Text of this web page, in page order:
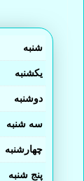
شنبه
یکشنبه
دوشنبه
سه شنبه
چهارشنبه
پنج شنبه